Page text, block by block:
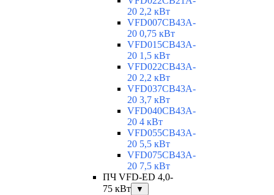
20 2,2 кВт
VFD007CB43A-
20 0,75 кВт
VFD015CB43A-
20 1,5 кВт
VFD022CB43A-
20 2,2 кВт
VFD037CB43A-
20 3,7 кВт
VFD040CB43A-
20 4 кВт
VFD055CB43A-
20 5,5 кВт
VFD075CB43A-
20 7,5 кВт
ПЧ VFD-ED 4,0-
75 кВт
▼